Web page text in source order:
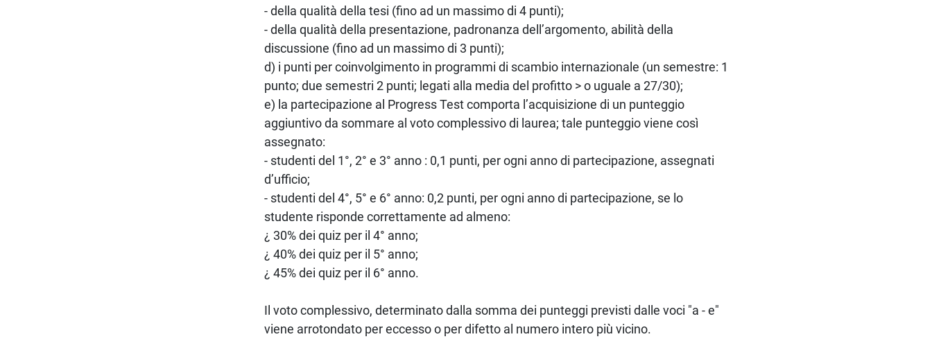
- della qualità della tesi (fino ad un massimo di 4 punti);
- della qualità della presentazione, padronanza dell’argomento, abilità della
discussione (fino ad un massimo di 3 punti);
d) i punti per coinvolgimento in programmi di scambio internazionale (un semestre: 1
punto; due semestri 2 punti; legati alla media del profitto > o uguale a 27/30);
e) la partecipazione al Progress Test comporta l’acquisizione di un punteggio
aggiuntivo da sommare al voto complessivo di laurea; tale punteggio viene così
assegnato:
- studenti del 1°, 2° e 3° anno : 0,1 punti, per ogni anno di partecipazione, assegnati
d’ufficio;
- studenti del 4°, 5° e 6° anno: 0,2 punti, per ogni anno di partecipazione, se lo
studente risponde correttamente ad almeno:
¿ 30% dei quiz per il 4° anno;
¿ 40% dei quiz per il 5° anno;
¿ 45% dei quiz per il 6° anno.
Il voto complessivo, determinato dalla somma dei punteggi previsti dalle voci "a - e"
viene arrotondato per eccesso o per difetto al numero intero più vicino.